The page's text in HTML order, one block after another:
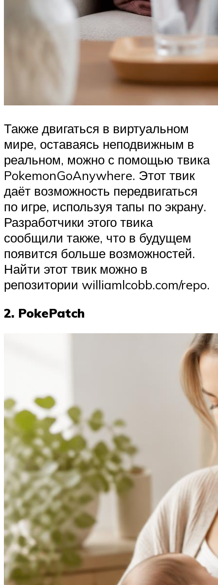
Также двигаться в виртуальном
мире, оставаясь неподвижным в
реальном, можно с помощью твика
PokemonGoAnywhere. Этот твик
даёт возможность передвигаться
по игре, используя тапы по экрану.
Разработчики этого твика
сообщили также, что в будущем
появится больше возможностей.
Найти этот твик можно в
репозитории williamlcobb.com/repo.
2. PokePatch